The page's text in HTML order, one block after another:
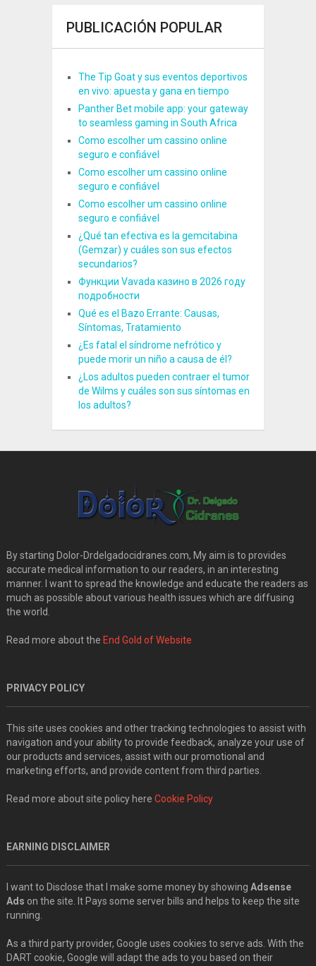
PUBLICACIÓN POPULAR
The Tip Goat y sus eventos deportivos
en vivo: apuesta y gana en tiempo
Panther Bet mobile app: your gateway
to seamless gaming in South Africa
Como escolher um cassino online
seguro e confiável
Como escolher um cassino online
seguro e confiável
Como escolher um cassino online
seguro e confiável
¿Qué tan efectiva es la gemcitabina
(Gemzar) y cuáles son sus efectos
secundarios?
Функции Vavada казино в 2026 году
подробности
Qué es el Bazo Errante: Causas,
Síntomas, Tratamiento
¿Es fatal el síndrome nefrótico y
puede morir un niño a causa de él?
¿Los adultos pueden contraer el tumor
de Wilms y cuáles son sus síntomas en
los adultos?
By starting Dolor-Drdelgadocidranes.com, My aim is to provides
accurate medical information to our readers, in an interesting
manner. I want to spread the knowledge and educate the readers as
much as possible about various health issues which are diffusing
the world.
Read more about the End Gold of Website
PRIVACY POLICY
This site uses cookies and other tracking technologies to assist with
navigation and your ability to provide feedback, analyze your use of
our products and services, assist with our promotional and
marketing efforts, and provide content from third parties.
Read more about site policy here Cookie Policy
EARNING DISCLAIMER
I want to Disclose that I make some money by showing Adsense
Ads on the site. It Pays some server bills and helps to keep the site
running.
As a third party provider, Google uses cookies to serve ads. With the
DART cookie, Google will adapt the ads to you based on their